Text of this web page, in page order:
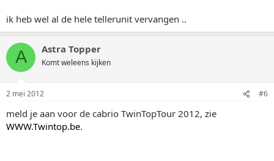
ik heb wel al de hele tellerunit vervangen ..
A Astra Topper
Komt weleens kijken
2 mei 2012 #6
meld je aan voor de cabrio TwinTopTour 2012, zie
WWW.Twintop.be.